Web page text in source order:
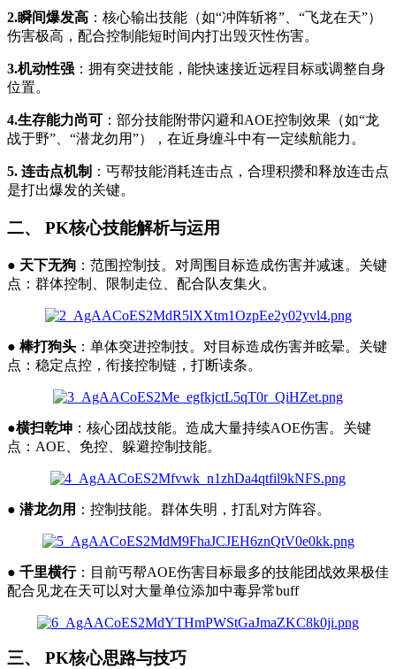
2.瞬间爆发高 ：核心输出技能（如“冲阵斩将”、“飞龙在天”）
伤害极高，配合控制能短时间内打出毁灭性伤害。
3.机动性强 ：拥有突进技能，能快速接近远程目标或调整自身
位置。
4.生存能力尚可 ：部分技能附带闪避和AOE控制效果（如“龙
战于野”、“潜龙勿用”），在近身缠斗中有一定续航能力。
5. 连击点机制 ：丐帮技能消耗连击点，合理积攒和释放连击点
是打出爆发的关键。
二、 PK核心技能解析与运用
● 天下无狗 ：范围控制技。对周围目标造成伤害并减速。关键
点：群体控制、限制走位、配合队友集火。
● 棒打狗头 ：单体突进控制技。对目标造成伤害并眩晕。关键
点：稳定点控，衔接控制链，打断读条。
●横扫乾坤 ：核心团战技能。造成大量持续AOE伤害。关键
点：AOE、免控、躲避控制技能。
● 潜龙勿用 ：控制技能。群体失明，打乱对方阵容。
● 千里横行：目前丐帮AOE伤害目标最多的技能团战效果极佳
配合见龙在天可以对大量单位添加中毒异常buff
三、 PK核心思路与技巧